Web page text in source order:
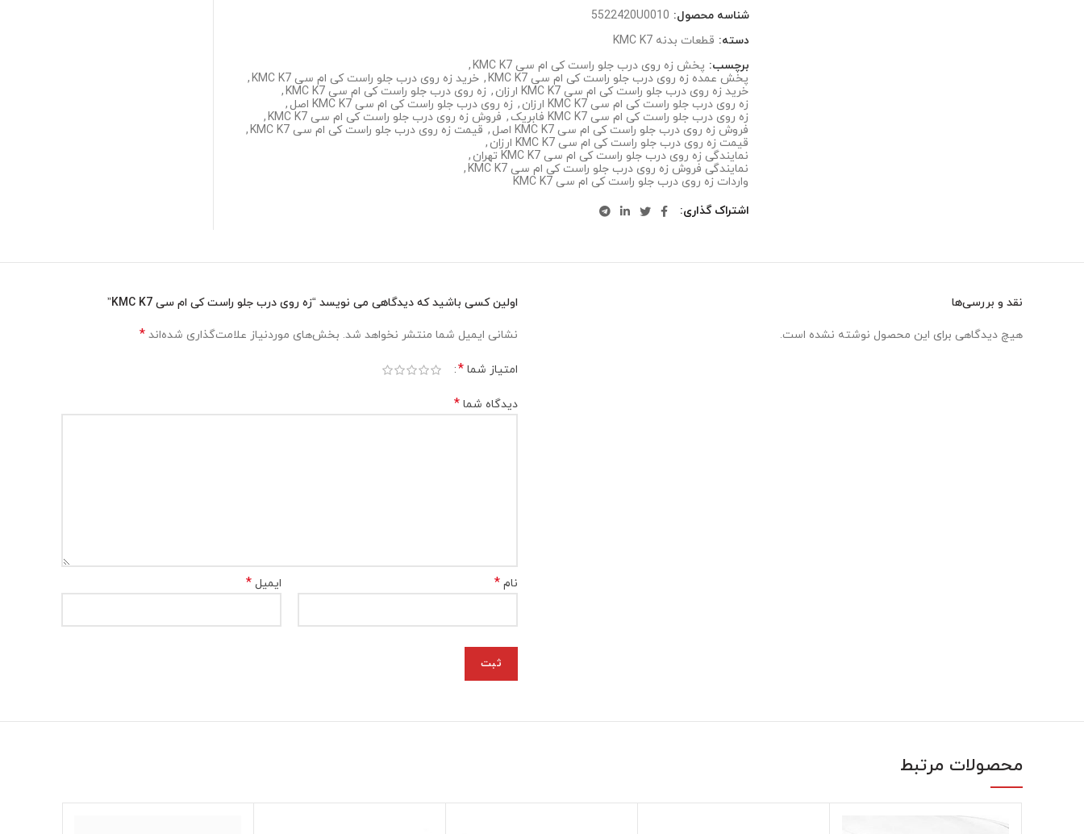
شناسه محصول: 5522420U0010
دسته: قطعات بدنه KMC K7
برچسب: پخش زه روی درب جلو راست کی ام سی KMC K7
,
پخش عمده زه روی درب جلو راست کی ام سی KMC K7
, خرید زه روی درب جلو راست کی ام سی KMC K7
,
خرید زه روی درب جلو راست کی ام سی KMC K7 ارزان
, زه روی درب جلو راست کی ام سی KMC K7
,
زه روی درب جلو راست کی ام سی KMC K7 ارزان
, زه روی درب جلو راست کی ام سی KMC K7 اصل
,
زه روی درب جلو راست کی ام سی KMC K7 فابریک
, فروش زه روی درب جلو راست کی ام سی KMC K7
,
فروش زه روی درب جلو راست کی ام سی KMC K7 اصل
, قیمت زه روی درب جلو راست کی ام سی KMC K7
,
قیمت زه روی درب جلو راست کی ام سی KMC K7 ارزان
,
نمایندگی زه روی درب جلو راست کی ام سی KMC K7 تهران
,
نمایندگی فروش زه روی درب جلو راست کی ام سی KMC K7
,
واردات زه روی درب جلو راست کی ام سی KMC K7
اشتراک گذاری
نقد و بررسی‌ها
هیچ دیدگاهی برای این محصول نوشته نشده است.
اولین کسی باشید که دیدگاهی می نویسد “زه روی درب جلو راست کی ام سی KMC K7”
نشانی ایمیل شما منتشر نخواهد شد. بخش‌های موردنیاز علامت‌گذاری شده‌اند *
امتیاز شما *
دیدگاه شما *
نام * ایمیل *
محصولات مرتبط